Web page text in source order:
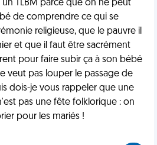
un TLBM parce que on ne peut
de comprendre ce qui se
religieuse, que le pauvre il
et que il faut être sacrément
pour faire subir ça à son bébé
veut pas louper le passage de
dois-je vous rappeler que une
pas une fête folklorique : on
pour les mariés !